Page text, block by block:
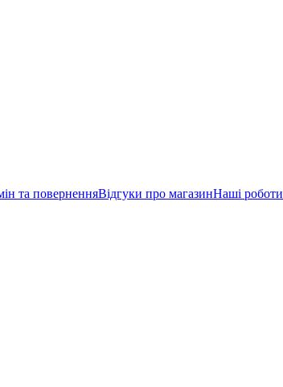
та поверненняВідгуки про магазинНаші роботи